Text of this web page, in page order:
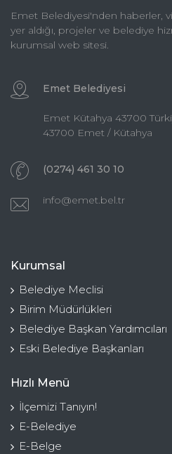
Emet Belediyesi'nden haberler,
yer aldığı, projeler ve belediye
kurumsal web sitesi.
Emet Belediyesi
Emet Kütahya 43700
43700 Emet / Kütahya
(0274) 461 30 10
info@emet.bel.tr
Kurumsal
Belediye Meclisi
Birim Müdürlükleri
Belediye Başkan Yardımcıları
Eski Belediye Başkanları
Hızlı Menü
İlçemizi Tanıyın!
E-Belediye
E-Belge